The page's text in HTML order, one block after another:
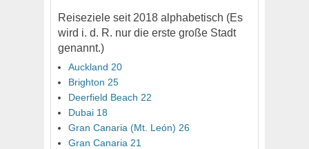
Reiseziele seit 2018 alphabetisch (Es
wird i. d. R. nur die erste große Stadt
genannt.)
Auckland 20
Brighton 25
Deerfield Beach 22
Dubai 18
Gran Canaria (Mt. León) 26
Gran Canaria 21